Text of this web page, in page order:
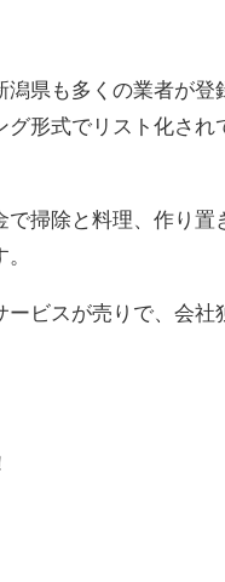
潟県も多くの業者が
グ形式でリスト化さ
で掃除と料理、作り
ービスが売りで、会